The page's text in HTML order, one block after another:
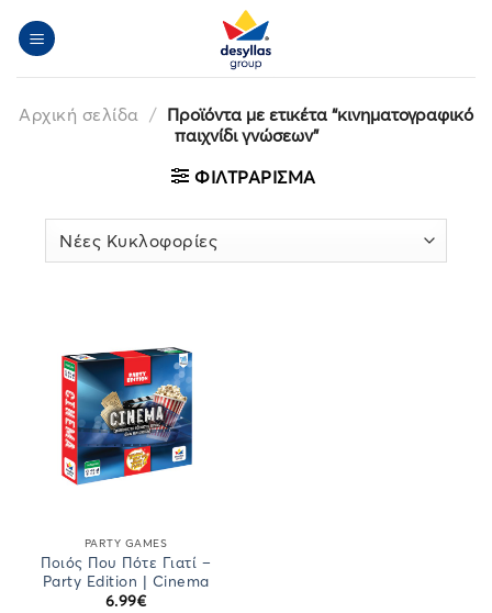
στο
Αρχική σελίδα / Προϊόντα με ετικέτα “κινηματογραφικό
παιχνίδι γνώσεων”
ΦΙΛΤΡΆΡΙΣΜΑ
PARTY GAMES
Ποιός Που Πότε Γιατί –
Party Edition | Cinema
6.99€